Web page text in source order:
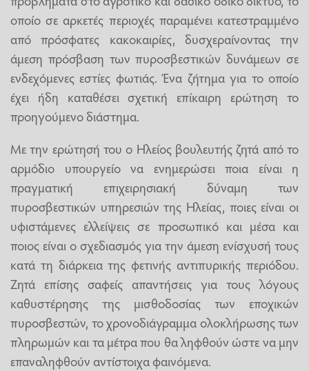
οποίο σε αρκετές περιοχές παραμένει κατεστραμμένο
από πρόσφατες κακοκαιρίες, δυσχεραίνοντας την
άμεση πρόσβαση των πυροσβεστικών δυνάμεων σε
ενδεχόμενες εστίες φωτιάς. Ένα ζήτημα για το οποίο
έχει ήδη καταθέσει σχετική επίκαιρη ερώτηση το
προηγούμενο διάστημα.
Με την ερώτησή του ο Ηλείος βουλευτής ζητά από το
αρμόδιο υπουργείο να ενημερώσει ποια είναι η
πραγματική επιχειρησιακή δύναμη των
πυροσβεστικών υπηρεσιών της Ηλείας, ποιες είναι οι
υφιστάμενες ελλείψεις σε προσωπικό και μέσα και
ποιος είναι ο σχεδιασμός για την άμεση ενίσχυσή τους
κατά τη διάρκεια της φετινής αντιπυρικής περιόδου.
Ζητά επίσης σαφείς απαντήσεις για τους λόγους
καθυστέρησης της μισθοδοσίας των εποχικών
πυροσβεστών, το χρονοδιάγραμμα ολοκλήρωσης των
πληρωμών και τα μέτρα που θα ληφθούν ώστε να μην
επαναληφθούν αντίστοιχα φαινόμενα.